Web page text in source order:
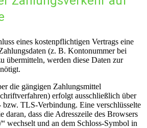
eines kostenpflichtigen Vertrags eine
(z. B. Kontonummer bei
übermitteln, werden diese Daten zur
die gängigen Zahlungsmittel
erfolgt ausschließlich über
bzw. TLS-Verbindung. Eine verschlüsselte
daran, dass die Adresszeile des Browsers
wechselt und an dem Schloss-Symbol in